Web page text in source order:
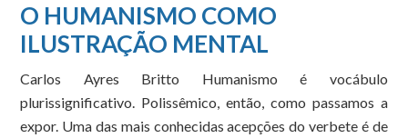
O HUMANISMO COMO
ILUSTRAÇÃO MENTAL
Carlos Ayres Britto Humanismo é vocábulo
plurissignificativo. Polissêmico, então, como passamos a
expor. Uma das mais conhecidas acepções do verbete é de